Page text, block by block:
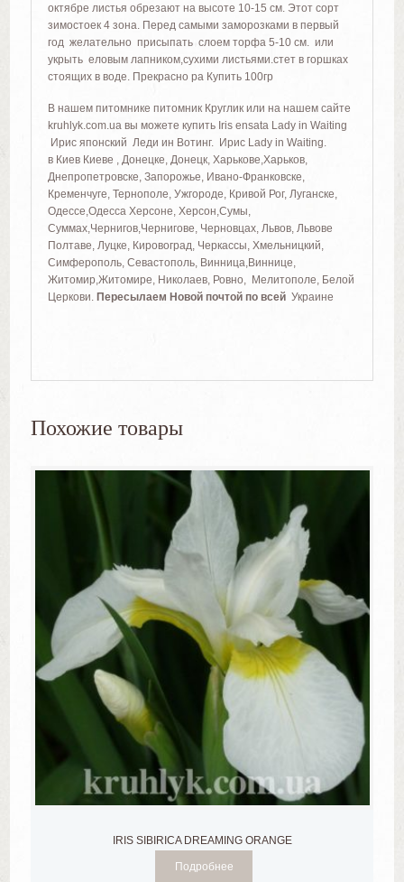
октябре листья обрезают на высоте 10-15 см. Этот сорт
зимостоек 4 зона. Перед самыми заморозками в первый
год желательно присыпать слоем торфа 5-10 см. или
укрыть еловым лапником,сухими листьями.стет в горшках
стоящих в воде. Прекрасно ра Купить 100гр
В нашем питомнике питомник Круглик или на нашем сайте
kruhlyk.com.ua вы можете купить Iris ensata Lady in Waiting
Ирис японский Леди ин Вотинг. Ирис Lady in Waiting.
в Киев Киеве , Донецке, Донецк, Харькове,Харьков,
Днепропетровске, Запорожье, Ивано-Франковске,
Кременчуге, Тернополе, Ужгороде, Кривой Рог, Луганске,
Одессе,Одесса Херсоне, Херсон,Сумы,
Суммах,Чернигов,Чернигове, Черновцах, Львов, Львове
Полтаве, Луцке, Кировоград, Черкассы, Хмельницкий,
Симферополь, Севастополь, Винница,Виннице,
Житомир,Житомире, Николаев, Ровно, Мелитополе, Белой
Церкови. Пересылаем Новой почтой по всейУкраине
Похожие товары
IRIS SIBIRICA DREAMING ORANGE
Подробнее